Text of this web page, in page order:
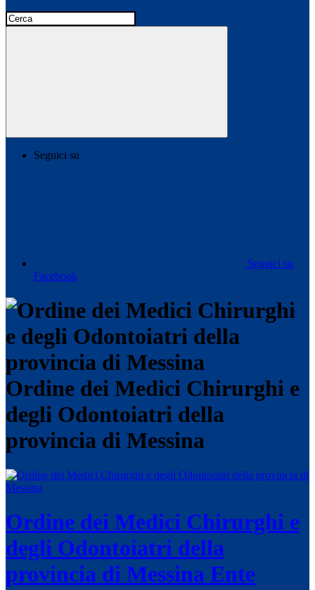
Seguici su
Seguici su
Facebook
Ordine dei Medici Chirurghi e
degli Odontoiatri della
provincia di Messina
Ordine dei Medici Chirurghi e
degli Odontoiatri della
provincia di Messina Ente